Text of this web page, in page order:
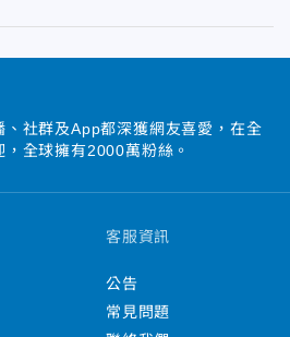
社群及App都深獲網友喜愛，在全
全球擁有2000萬粉絲。
客服資訊
公告
常見問題